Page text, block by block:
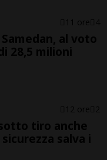
11 ore 4
al voto
28,5 milioni
12 ore 2
tiro anche
salva i